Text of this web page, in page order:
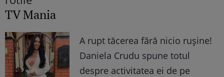
TV Mania
A rupt tăcerea fără nicio rușine!
Daniela Crudu spune totul
despre activitatea ei de pe